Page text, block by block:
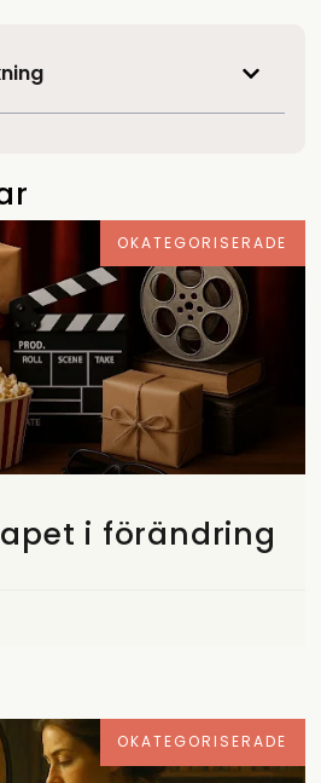
OKATEGORISERADE
i förändring
OKATEGORISERADE